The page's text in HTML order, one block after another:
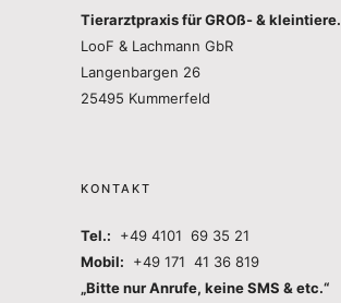
Tierarztpraxis für GROß- & kleintiere.
LooF & Lachmann GbR
Langenbargen 26
25495 Kummerfeld
KONTAKT
Tel.: +49 4101 69 35 21
Mobil: +49 171 41 36 819
„Bitte nur Anrufe, keine SMS & etc.“